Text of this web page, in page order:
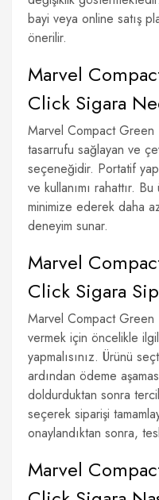
bayi veya online satış
önerilir.
Marvel
Click Sigara
Marvel Compact Green
tasarrufu sağlayan ve
seçeneğidir. Portatif
ve kullanımı rahattır.
minimize ederek daha
deneyim sunar.
Marvel
Click Sigara
Marvel Compact Green
vermek için öncelikle
yapmalısınız. Ürünü
ardından ödeme
doldurduktan sonra
seçerek siparişi
onaylandıktan sonra,
Marvel